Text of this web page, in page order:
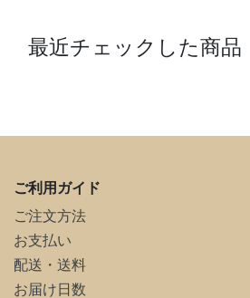
最近チェックした商品
ご利用ガイド
ご注文方法
お支払い
配送・送料
お届け日数